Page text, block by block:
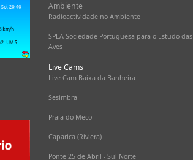
Ambiente
Radioactividade no Ambiente
SPEA Sociedade Portuguesa para o Estudo das
Aves
Live Cams
Live Cam Baixa da Banheira
Sesimbra
Praia do Meco
Caparica (Riviera)
Ponte 25 de Abril - Sul Norte